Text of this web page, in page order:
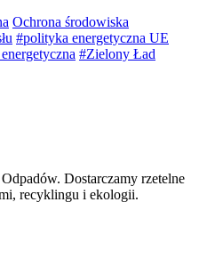
Ochrona środowiska
#polityka energetyczna UE
#Zielony Ład
Dostarczamy rzetelne
recyklingu i ekologii.